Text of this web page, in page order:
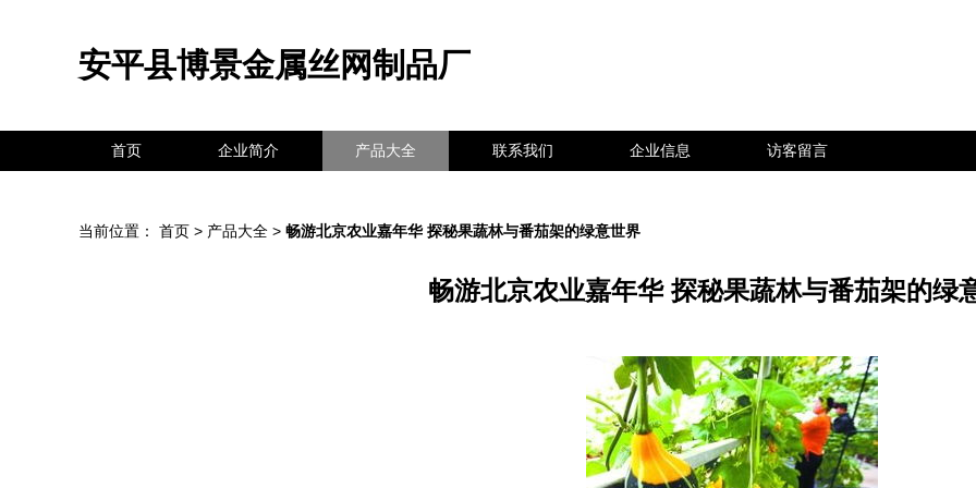
安平县博景金属丝网制品厂
首页 企业简介 产品大全 联系我们 企业信息 访客留言
当前位置： 首页 > 产品大全 > 畅游北京农业嘉年华 探秘果蔬林与番茄架的绿意世界
畅游北京农业嘉年华 探秘果蔬林与番茄架的绿